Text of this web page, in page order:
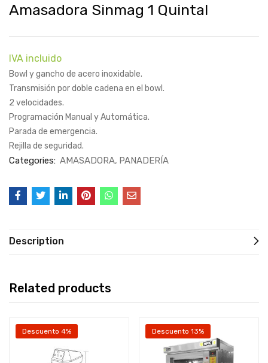
Amasadora Sinmag 1 Quintal
IVA incluido
Bowl y gancho de acero inoxidable.
Transmisión por doble cadena en el bowl.
2 velocidades.
Programación Manual y Automática.
Parada de emergencia.
Rejilla de seguridad.
Categories: AMASADORA PANADERÍA
Description
Related products
Descuento 4% Descuento 13%